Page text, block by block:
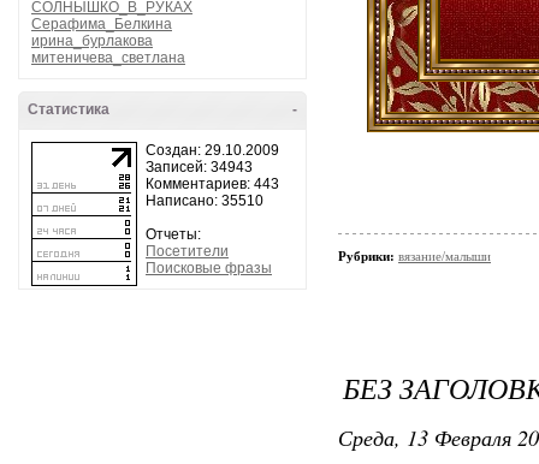
СОЛНЫШКО_В_РУКАХ
Серафима_Белкина
ирина_бурлакова
митеничева_светлана
-
Статистика
Создан: 29.10.2009
Записей: 34943
Комментариев: 443
Написано: 35510
Отчеты:
Посетители
Поисковые фразы
Рубрики: вязание/малыши
БЕЗ
Среда, 13 Февраля